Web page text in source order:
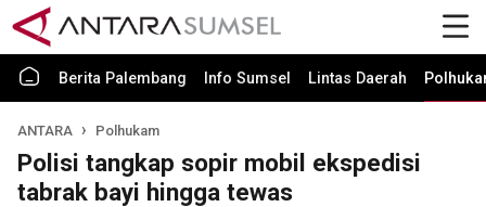
Berita Palembang Info Sumsel Lintas Daerah
ANTARA Polhukam
Polisi tangkap sopir mobil ekspedisi
tabrak bayi hingga tewas